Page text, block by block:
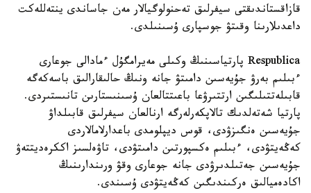
قازاقستاندىقتى سيفرلىق تەحنولوگيالار مەن جاساندى ينتەللەكت
داعدىلارىنا وقىتۋ جوسپارى ۇسىنىلدى.
Respublica پارتياسىنىڭ وكىلى مەيرامگۇل ءمادالى جوعارى
ءبىلىم بەرۋ جۇيەسىن دامىتۋ جانە ونىڭ حالىقارالىق باسەكەگە
قابىلەتتىلىگىن ارتتىرۋعا باعىتتالعان ۇسىنىستارىن تانىستىردى.
پارتيا شەتەلدىك تالاپكەرلەرگە ارنالعان سيفرلىق قابىلداۋ
جۇيەسىن ەنگىزۋدى، قوس ديپلومدى باعدارلامالاردى
كەڭەيتۋدى، ءبىلىم ەكسپورتىن دامىتۋدى، تاۋەلسىز اككرەديتتەۋ
جۇيەسىن جەتىلدىرۋدى جانە جوعارى وقۋ ورىندارىنىڭ
اكادەميالىق ەركىندىگىن كەڭەيتۋدى ۇسىندى.